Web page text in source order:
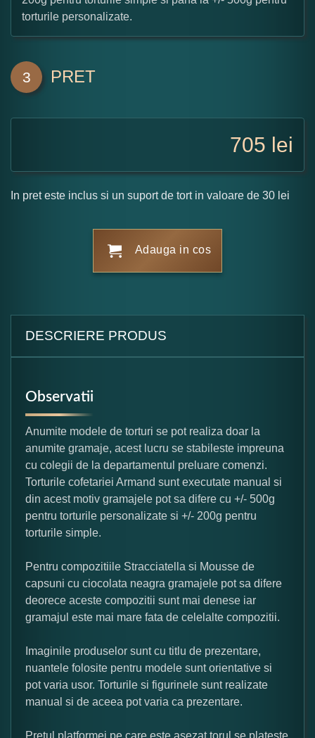
torturile personalizate.
3 PRET
705 lei
In pret este inclus si un suport de tort in valoare de 30 lei
Adauga in cos
DESCRIERE PRODUS
Observatii
Anumite modele de torturi se pot realiza doar la
anumite gramaje, acest lucru se stabileste impreuna
cu colegii de la departamentul preluare comenzi.
Torturile cofetariei Armand sunt executate manual si
din acest motiv gramajele pot sa difere cu +/- 500g
pentru torturile personalizate si +/- 200g pentru
torturile simple.
Pentru compozitiile Stracciatella si Mousse de
capsuni cu ciocolata neagra gramajele pot sa difere
deorece aceste compozitii sunt mai denese iar
gramajul este mai mare fata de celelalte compozitii.
Imaginile produselor sunt cu titlu de prezentare,
nuantele folosite pentru modele sunt orientative si
pot varia usor. Torturile si figurinele sunt realizate
manual si de aceea pot varia ca prezentare.
Pretul platformei pe care este asezat torul se plateste